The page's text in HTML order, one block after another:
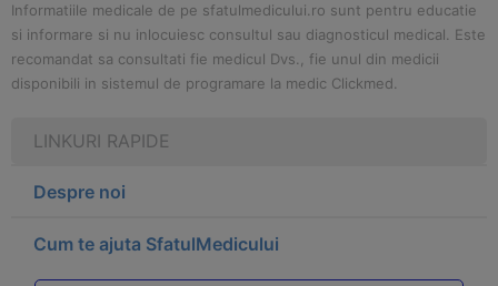
Informatiile medicale de pe sfatulmedicului.ro sunt pentru educatie
si informare si nu inlocuiesc consultul sau diagnosticul medical. Este
recomandat sa consultati fie medicul Dvs., fie unul din medicii
disponibili in sistemul de programare la medic Clickmed.
LINKURI RAPIDE
Despre noi
Cum te ajuta SfatulMedicului